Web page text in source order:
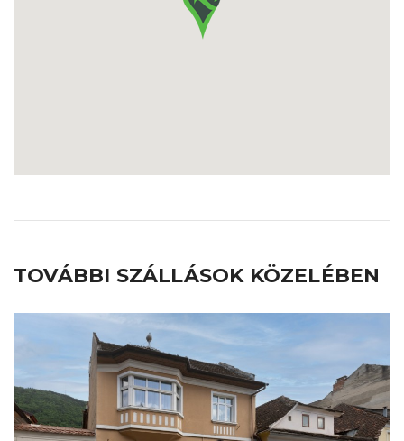
TOVÁBBI SZÁLLÁSOK KÖZELÉBEN